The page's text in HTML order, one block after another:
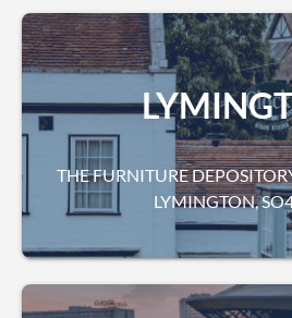
THE FURNITURE
LYMINGTON,